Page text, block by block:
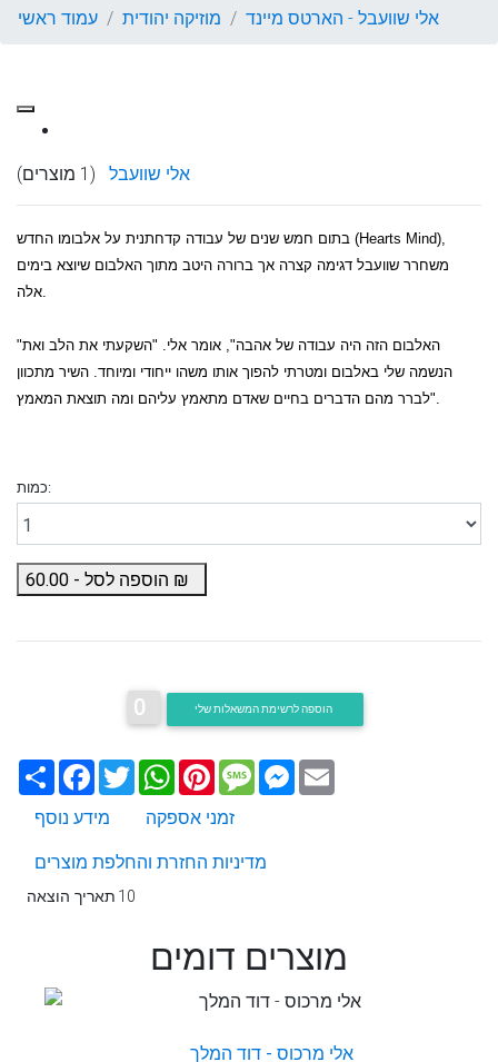
עמוד ראשי מוזיקה יהודית אלי שוועבל - הארטס מיינד
אלי שוועבל (1 מוצרים)
בתום חמש שנים של עבודה קדחתנית על אלבומו החדש (Hearts Mind),
משחרר שוועבל דגימה קצרה אך ברורה היטב מתוך האלבום שיוצא בימים
אלה.
"האלבום הזה היה עבודה של אהבה", אומר אלי. "השקעתי את הלב ואת
הנשמה שלי באלבום ומטרתי להפוך אותו משהו ייחודי ומיוחד. השיר מתכוון
לברר מהם הדברים בחיים שאדם מתאמץ עליהם ומה תוצאת המאמץ".
כמות:
הוספה לסל - 60.00
0
שתף Facebook
TwitterWhatsApp
PinterestMessageMessenger
מידע נוסף
זמני אספקה
מדיניות החזרת והחלפת מוצרים
תאריך הוצאה 10
מוצרים דומים
אלי מרכוס - דוד המלך